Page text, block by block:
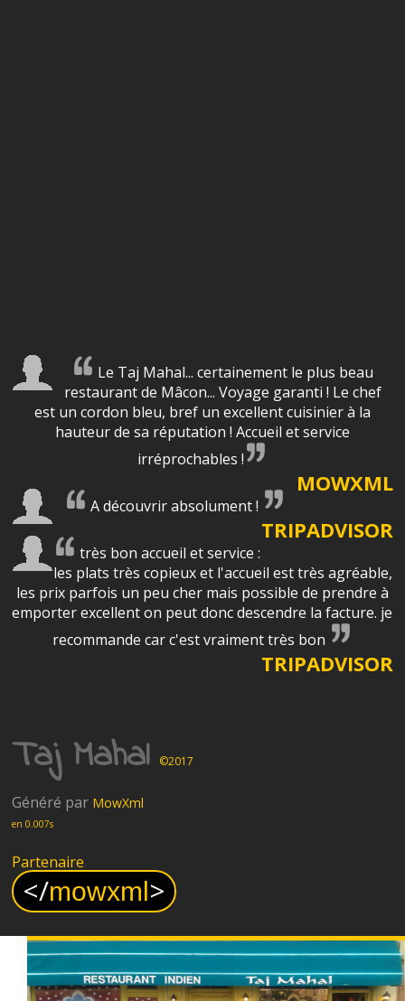
Le Taj Mahal... certainement le plus beau
restaurant de Mâcon... Voyage garanti ! Le chef
est un cordon bleu, bref un excellent cuisinier à la
hauteur de sa réputation ! Accueil et service
irréprochables !
MOWXML
A découvrir absolument !
TRIPADVISOR
très bon accueil et service :
les plats très copieux et l'accueil est très agréable,
les prix parfois un peu cher mais possible de prendre à
emporter excellent on peut donc descendre la facture. je
recommande car c'est vraiment très bon
TRIPADVISOR
Taj Mahal ©2017
Généré par MowXml
en 0.007s
Partenaire
</mowxml>